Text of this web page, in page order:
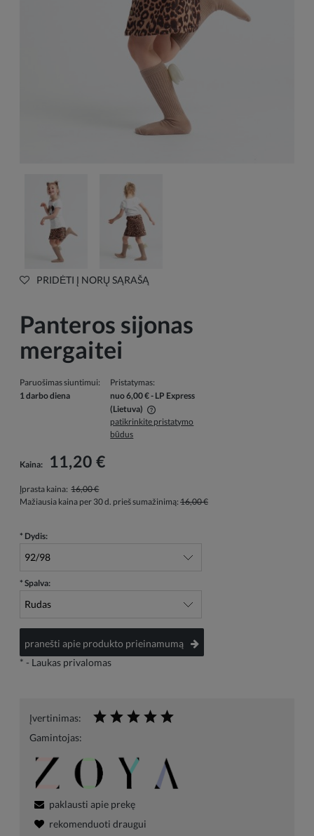
PRIDĖTI Į NORŲ SĄRAŠĄ
Panteros sijonas
mergaitei
Paruošimas siuntimui:
1 darbo diena
Pristatymas:
nuo 6,00 €- LP Express
(Lietuva)
Į kainą neįskaičiuotos galimos mokėjimo išlaidos
patikrinkite pristatymo
būdus
Kaina: 11,20 €
Įprasta kaina: 16,00 €
Mažiausia kaina per 30 d. prieš sumažinimą: 16,00 €
* Dydis:
* Spalva:
pranešti apie produkto prieinamumą
* - Laukas privalomas
Įvertinimas:
Gamintojas:
paklausti apie prekę
rekomenduoti draugui